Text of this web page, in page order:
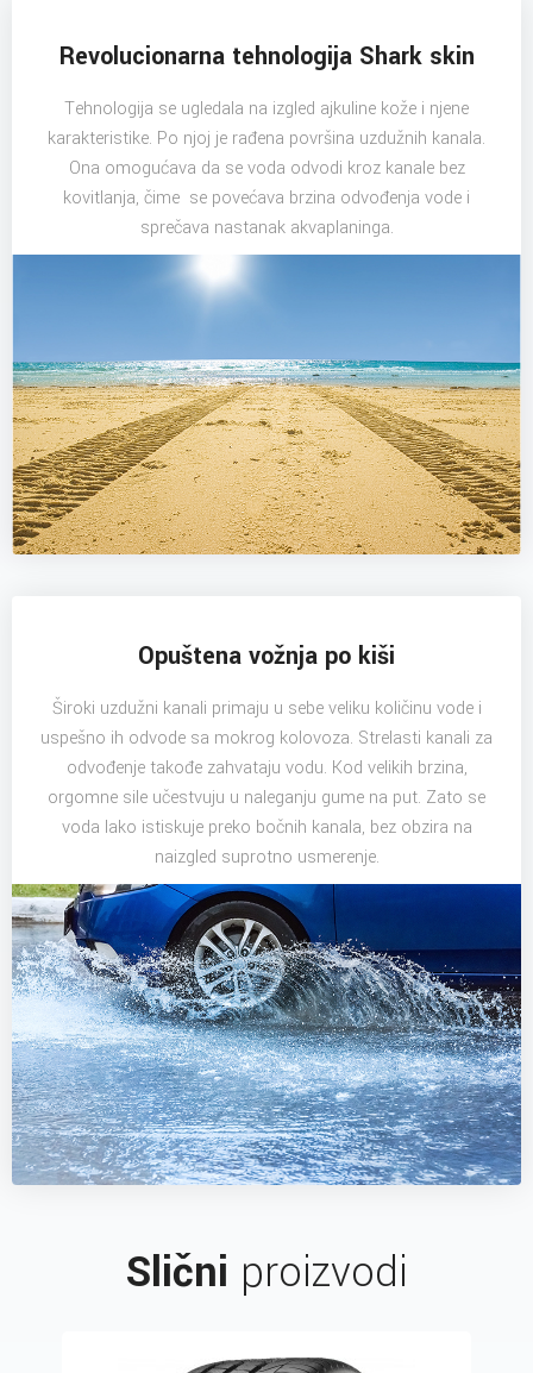
Revolucionarna tehnologija Shark skin
Tehnologija se ugledala na izgled ajkuline kože i njene
karakteristike. Po njoj je rađena površina uzdužnih kanala.
Ona omogućava da se voda odvodi kroz kanale bez
kovitlanja, čime se povećava brzina odvođenja vode i
sprečava nastanak akvaplaninga.
Opuštena vožnja po kiši
Široki uzdužni kanali primaju u sebe veliku količinu vode i
uspešno ih odvode sa mokrog kolovoza. Strelasti kanali za
odvođenje takođe zahvataju vodu. Kod velikih brzina,
orgomne sile učestvuju u naleganju gume na put. Zato se
voda lako istiskuje preko bočnih kanala, bez obzira na
naizgled suprotno usmerenje.
Slični proizvodi